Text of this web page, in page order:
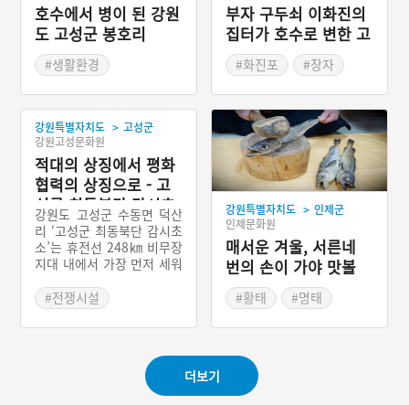
호수에서 병이 된 강원
도 고성군 봉호리
#생활환경
#강원 고성
부자 구두쇠 이화진의
집터가 호수로 변한 고
성 화진포
#화진포
#장자
#강원 고성
#드라마 촬영지
강원특별자치도 > 고성군
강원고성문화원
적대의 상징에서 평화
협력의 상징으로 - 고
성군 최동북단 감시초
소
강원도 고성군 수동면 덕산
리 ‘고성군 최동북단 감시초
소’는 휴전선 248㎞ 비무장
지대 내에서 가장 먼저 세워
소와 580m 거리다. 1개 소
대가 약 2개월씩 교대하며
24시간 북한군을 감시했다.
따라 남과 북이 GP 11곳씩
철수하되, 북은 중부전선
‘까칠봉 GP’, 남은 ‘고성군
#전쟁시설
강원특별자치도 > 인제군
인제문화원
매서운 겨울, 서른네
번의 손이 가야 맛볼
수 있는 황태
#황태
#명태
더보기